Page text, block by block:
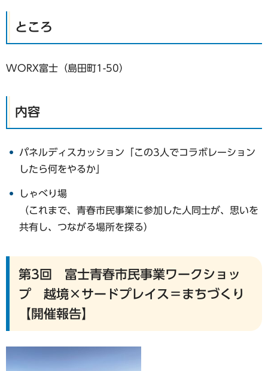
ところ
WORX富士（島田町1-50）
内容
パネルディスカッション「この3人でコラボレーション
したら何をやるか」
しゃべり場
（これまで、青春市民事業に参加した人同士が、思いを
共有し、つながる場所を探る）
第3回 富士青春市民事業ワークショッ
プ 越境×サードプレイス＝まちづくり
【開催報告】